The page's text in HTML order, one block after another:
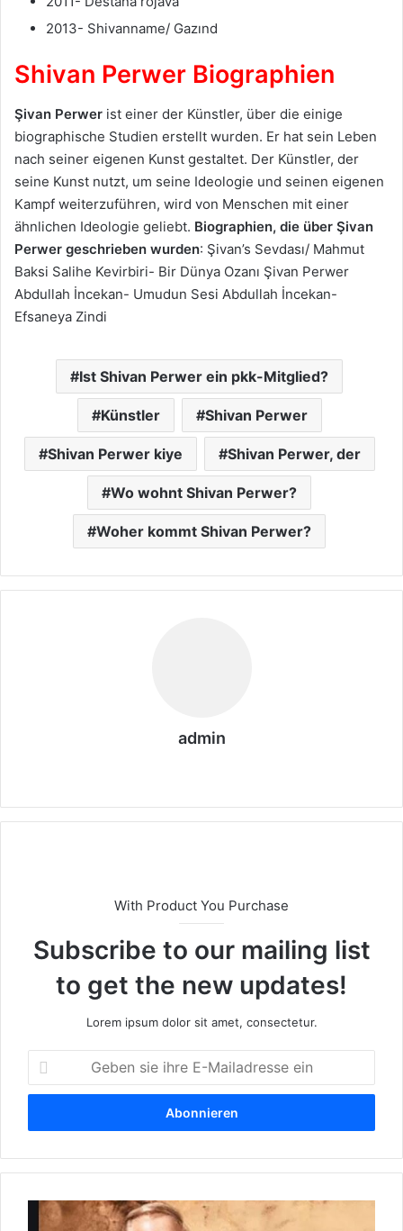
2013- Shivanname/ Gazınd
Shivan Perwer Biographien
Şivan Perwer ist einer der Künstler, über die einige
biographische Studien erstellt wurden. Er hat sein Leben
nach seiner eigenen Kunst gestaltet. Der Künstler, der
seine Kunst nutzt, um seine Ideologie und seinen eigenen
Kampf weiterzuführen, wird von Menschen mit einer
ähnlichen Ideologie geliebt. Biographien, die über Şivan
Perwer geschrieben wurden: Şivan’s Sevdası/ Mahmut
Baksi Salihe Kevirbiri- Bir Dünya Ozanı Şivan Perwer
Abdullah İncekan- Umudun Sesi Abdullah İncekan-
Efsaneya Zindi
Ist Shivan Perwer ein pkk-Mitglied?
Künstler Shivan Perwer
Shivan Perwer kiye Shivan Perwer, der
Wo wohnt Shivan Perwer?
Woher kommt Shivan Perwer?
admin
eit
With Product You Purchase
Subscribe to our mailing list
to get the new updates!
Lorem ipsum dolor sit amet, consectetur.
b
n
i